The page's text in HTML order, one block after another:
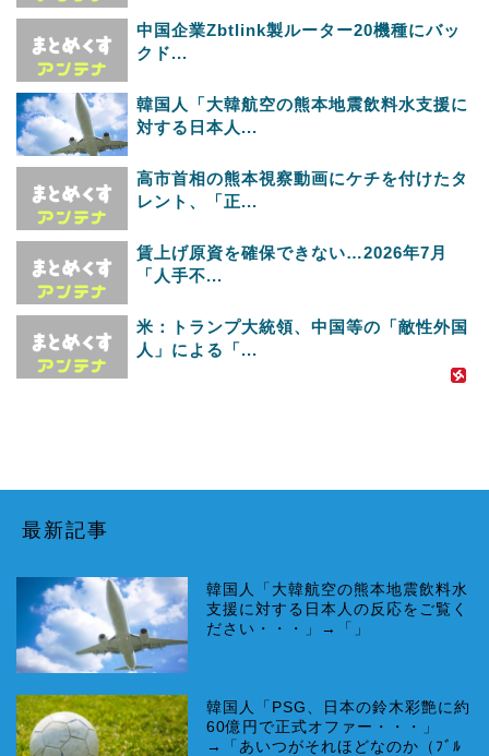
中国企業Zbtlink製ルーター20機種にバッ
クド...
韓国人「大韓航空の熊本地震飲料水支援に
対する日本人...
高市首相の熊本視察動画にケチを付けたタ
レント、「正...
賃上げ原資を確保できない…2026年7月
「人手不...
米：トランプ大統領、中国等の「敵性外国
人」による「...
最新記事
韓国人「大韓航空の熊本地震飲料水
支援に対する日本人の反応をご覧く
ださい・・・」→「」
韓国人「PSG、日本の鈴木彩艶に約
60億円で正式オファー・・・」
→「あいつがそれほどなのか（ﾌﾞﾙ